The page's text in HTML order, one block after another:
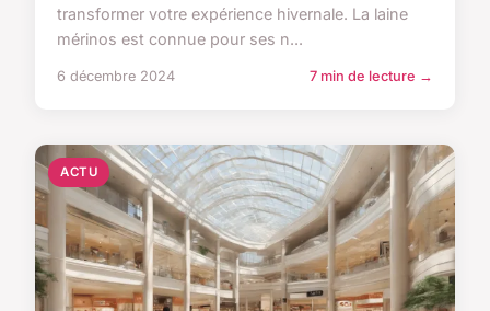
transformer votre expérience hivernale. La laine
mérinos est connue pour ses n...
6 décembre 2024 7 min de lecture →
ACTU